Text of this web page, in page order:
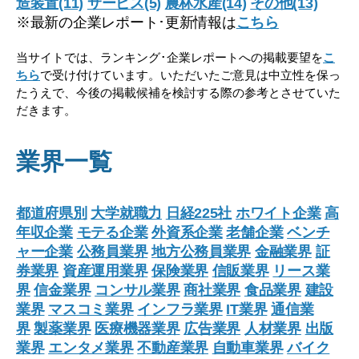
造装置(11) サービス(5) 農林水産(14) その他(13)
※最新の企業レポート･更新情報はこちら
当サイトでは、ランキング･企業レポートへの掲載要望をこ
ちらで受け付けています。いただいたご意見は中立性を保っ
たうえで、今後の掲載候補を検討する際の参考とさせていた
だきます。
業界一覧
都道府県別 大学就職力 日経225社 ホワイト企業 高
年収企業 モテる企業 外資系企業 老舗企業 ベンチ
ャー企業 公務員業界 地方公務員業界 金融業界 証
券業界 資産運用業界 保険業界 信販業界 リース業
界 信金業界 コンサル業界 商社業界 食品業界 建設
業界 マスコミ業界 インフラ業界 IT業界 通信業
界 製薬業界 医療機器業界 広告業界 人材業界 出版
業界 エンタメ業界 不動産業界 自動車業界 バイク